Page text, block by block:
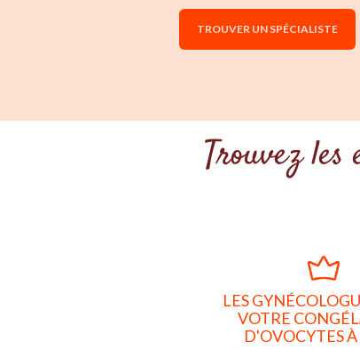
TROUVER UN SPÉCIALISTE
Trouvez les
LES
VOTRE
D'OVOCYTES À